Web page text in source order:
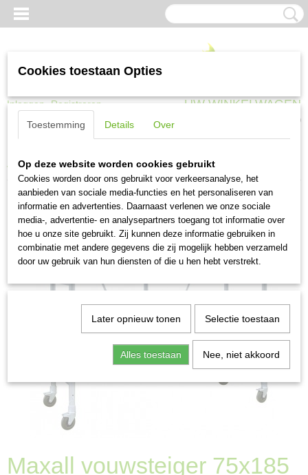
Inloggen Registreren UW WINKELWAGEN
(0)
vouwsteiger 75x185 370x570
Maxall vouwsteiger 75x185
Cookies toestaan Opties
Toestemming Details Over
Op deze website worden cookies gebruikt
Cookies worden door ons gebruikt voor verkeersanalyse, het
aanbieden van sociale media-functies en het personaliseren van
informatie en advertenties. Daarnaast verlenen we onze sociale
media-, advertentie- en analysepartners toegang tot informatie over
hoe u onze site gebruikt. Zij kunnen deze informatie gebruiken in
combinatie met andere gegevens die zij mogelijk hebben verzameld
door uw gebruik van hun diensten of die u hen hebt verstrekt.
Later opnieuw tonen Selectie toestaan
Alles toestaan Nee, niet akkoord